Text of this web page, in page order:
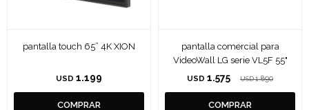
pantalla touch 65” 4K XION
USD 1.199
pantalla comercial para
VideoWall LG serie VL5F 55"
USD 1.575 USD 1.890